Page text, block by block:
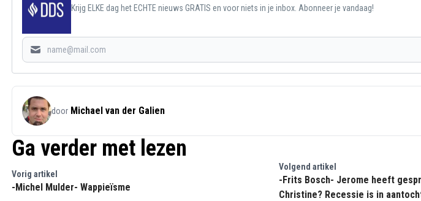
Krijg ELKE dag het ECHTE nieuws GRATIS en voor niets in je inbox. Abonneer je vandaag!
door Michael van der Galien
Ga verder met lezen
Vorig artikel
-Michel Mulder- Wappieïsme
Volgend artikel
-Frits Bosch- Jerome heeft
Christine? Recessie is in